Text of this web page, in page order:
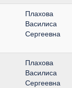
Плахова
Василиса
Сергеевна
Плахова
Василиса
Сергеевна